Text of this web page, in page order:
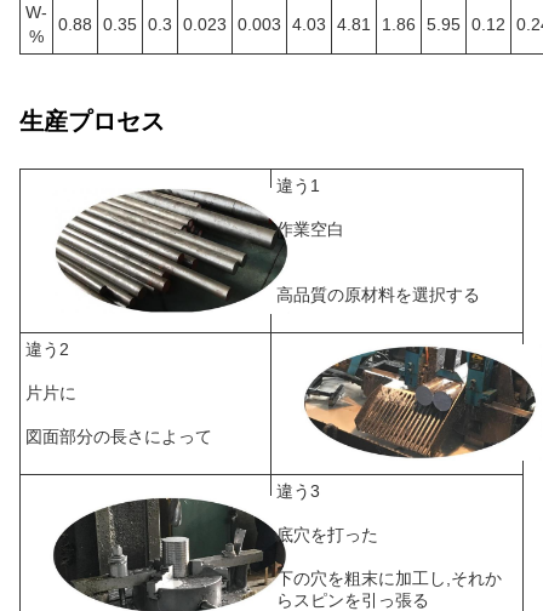
W-
%
0.88 0.35 0.3 0.023 0.003 4.03 4.81 1.86 5.95 0.12
生産プロセス
違う1
作業空白
高品質の原材料を選択する
違う2
片片に
図面部分の長さによって
違う3
底穴を打った
下の穴を粗末に加工し,それか
らスピンを引っ張る